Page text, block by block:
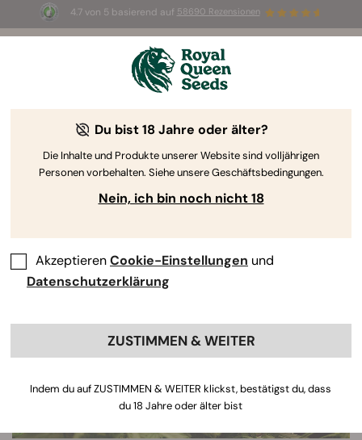
4.7 von 5 basierend auf 58690 Rezensionen
☀️ Sommer-Sale: Bis zu 50 % Rabatt
auf ausgewählte Produkte! ⏤
The RQS Blog
Du bist 18 Jahre oder älter?
Die Inhalte und Produkte unserer Website sind volljährigen
Personen vorbehalten. Siehe unsere Geschäftsbedingungen.
Nein, ich bin noch nicht 18
AkzeptierenCookie-Einstellungen und
Datenschutzerklärung
ZUSTIMMEN & WEITER
Indem du auf ZUSTIMMEN & WEITER klickst, bestätigst du, dass
du 18 Jahre oder älter bist